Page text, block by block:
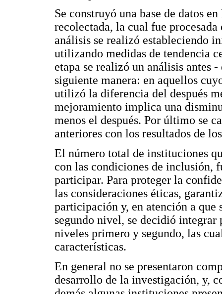
Se construyó una base de datos
recolectada, la cual fue
análisis se realizó estableciendo
utilizando medidas de tendencia
etapa se realizó un análisis antes
siguiente manera: en aquellos
utilizó la diferencia del después
mejoramiento implica una
menos el después. Por último se
anteriores con los resultados de
El número total de instituciones
con las condiciones de inclusión,
participar. Para proteger la
las consideraciones éticas,
participación y, en atención a
segundo nivel, se decidió integrar
niveles primero y segundo, las
características.
En general no se presentaron
desarrollo de la investigación, y,